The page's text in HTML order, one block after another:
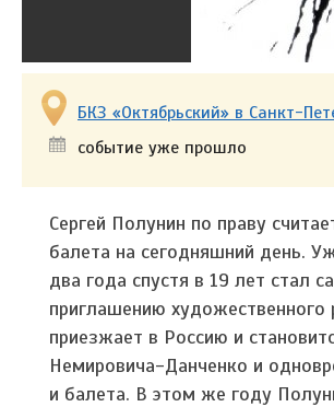
БКЗ «Октябрьский» в Санкт-
событие уже прошло
Сергей Полунин по праву
балета на сегодняшний день.
два года спустя в 19 лет стал
приглашению художественного
приезжает в Россию и
Немировича-Данченко и
и балета. В этом же году